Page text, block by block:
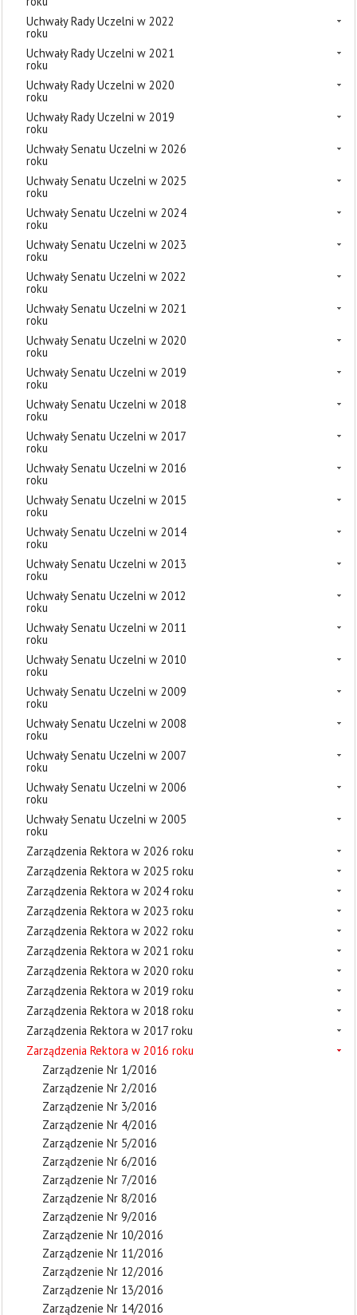
Uchwały Rady Uczelni w 2022
roku
Uchwały Rady Uczelni w 2021
roku
Uchwały Rady Uczelni w 2020
roku
Uchwały Rady Uczelni w 2019
roku
Uchwały Senatu Uczelni w 2026
roku
Uchwały Senatu Uczelni w 2025
roku
Uchwały Senatu Uczelni w 2024
roku
Uchwały Senatu Uczelni w 2023
roku
Uchwały Senatu Uczelni w 2022
roku
Uchwały Senatu Uczelni w 2021
roku
Uchwały Senatu Uczelni w 2020
roku
Uchwały Senatu Uczelni w 2019
roku
Uchwały Senatu Uczelni w 2018
roku
Uchwały Senatu Uczelni w 2017
roku
Uchwały Senatu Uczelni w 2016
roku
Uchwały Senatu Uczelni w 2015
roku
Uchwały Senatu Uczelni w 2014
roku
Uchwały Senatu Uczelni w 2013
roku
Uchwały Senatu Uczelni w 2012
roku
Uchwały Senatu Uczelni w 2011
roku
Uchwały Senatu Uczelni w 2010
roku
Uchwały Senatu Uczelni w 2009
roku
Uchwały Senatu Uczelni w 2008
roku
Uchwały Senatu Uczelni w 2007
roku
Uchwały Senatu Uczelni w 2006
roku
Uchwały Senatu Uczelni w 2005
roku
Zarządzenia Rektora w 2026 roku
Zarządzenia Rektora w 2025 roku
Zarządzenia Rektora w 2024 roku
Zarządzenia Rektora w 2023 roku
Zarządzenia Rektora w 2022 roku
Zarządzenia Rektora w 2021 roku
Zarządzenia Rektora w 2020 roku
Zarządzenia Rektora w 2019 roku
Zarządzenia Rektora w 2018 roku
Zarządzenia Rektora w 2017 roku
Zarządzenia Rektora w 2016 roku
Zarządzenie Nr 1/2016
Zarządzenie Nr 2/2016
Zarządzenie Nr 3/2016
Zarządzenie Nr 4/2016
Zarządzenie Nr 5/2016
Zarządzenie Nr 6/2016
Zarządzenie Nr 7/2016
Zarządzenie Nr 8/2016
Zarządzenie Nr 9/2016
Zarządzenie Nr 10/2016
Zarządzenie Nr 11/2016
Zarządzenie Nr 12/2016
Zarządzenie Nr 13/2016
Zarządzenie Nr 14/2016